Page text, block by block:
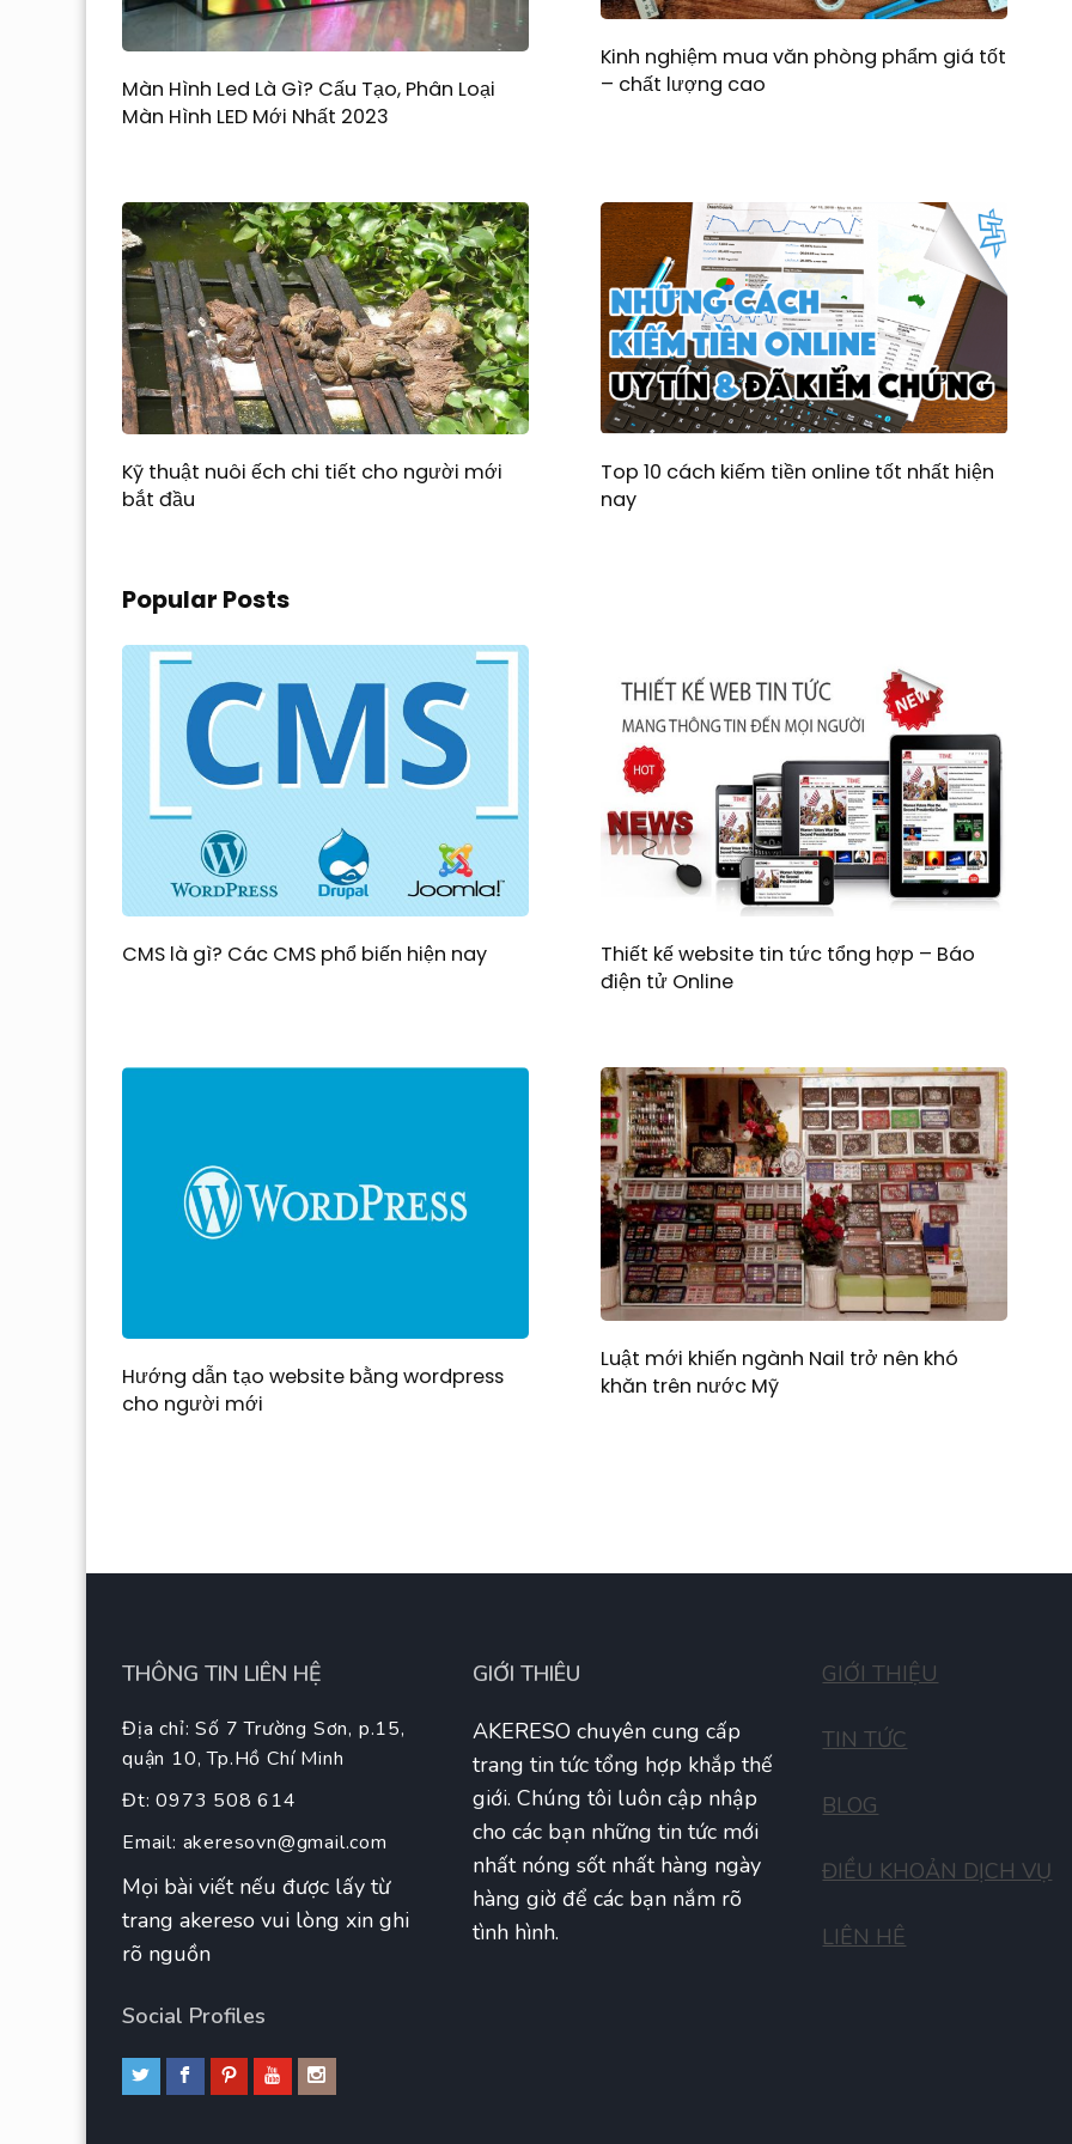
Màn Hình Led Là Gì? Cấu Tạo, Phân Loại
Màn Hình LED Mới Nhất 2023
Kinh nghiệm mua văn phòng phẩm giá tốt
– chất lượng cao
Kỹ thuật nuôi ếch chi tiết cho người mới
bắt đầu
Top 10 cách kiếm tiền online tốt nhất hiện
nay
Popular Posts
CMS là gì? Các CMS phổ biến hiện nay
Thiết kế website tin tức tổng hợp – Báo
điện tử Online
Hướng dẫn tạo website bằng wordpress
cho người mới
Luật mới khiến ngành Nail trở nên khó
khăn trên nước Mỹ
THÔNG TIN LIÊN HỆ
Địa chỉ: Số 7 Trường Sơn, p.15,
quận 10, Tp.Hồ Chí Minh
Đt: 0973 508 614
Email: akeresovn@gmail.com
Mọi bài viết nếu được lấy từ
trang akereso vui lòng xin ghi
rõ nguồn
Social Profiles
GIỚI THIÊU
AKERESO chuyên cung cấp
trang tin tức tổng hợp khắp thế
giới. Chúng tôi luôn cập nhập
cho các bạn những tin tức mới
nhất nóng sốt nhất hàng ngày
hàng giờ để các bạn nắm rõ
tình hình.
GIỚI THIỆU
TIN TỨC
BLOG
ĐIỀU KHOẢN DỊCH VỤ
LIÊN HÊ